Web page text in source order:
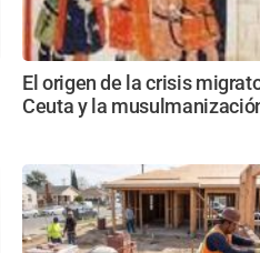
El origen de la crisis
Ceuta y la